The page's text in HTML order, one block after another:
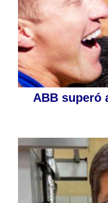
ABB superó